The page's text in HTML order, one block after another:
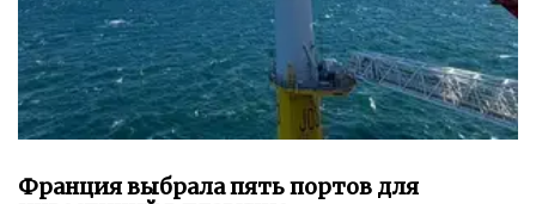
Франция выбрала пять портов для